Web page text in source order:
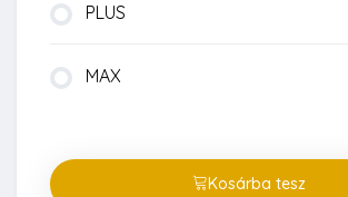
PLUS
MAX
Kosárba tesz